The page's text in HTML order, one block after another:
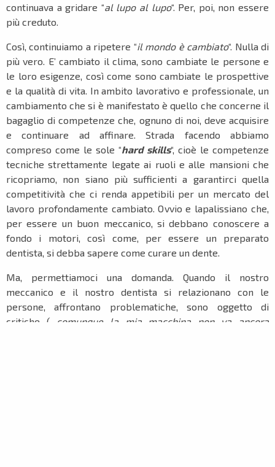
continuava a gridare “al lupo al lupo“. Per, poi, non essere
più creduto.
Così, continuiamo a ripetere “il mondo è cambiato“. Nulla di
più vero. E’ cambiato il clima, sono cambiate le persone e
le loro esigenze, così come sono cambiate le prospettive
e la qualità di vita. In ambito lavorativo e professionale, un
cambiamento che si è manifestato è quello che concerne il
bagaglio di competenze che, ognuno di noi, deve acquisire
e continuare ad affinare. Strada facendo abbiamo
compreso come le sole “hard skills“, cioè le competenze
tecniche strettamente legate ai ruoli e alle mansioni che
ricopriamo, non siano più sufficienti a garantirci quella
competitività che ci renda appetibili per un mercato del
lavoro profondamente cambiato. Ovvio e lapalissiano che,
per essere un buon meccanico, si debbano conoscere a
fondo i motori, così come, per essere un preparato
dentista, si debba sapere come curare un dente.
Ma, permettiamoci una domanda. Quando il nostro
meccanico e il nostro dentista si relazionano con le
persone, affrontano problematiche, sono oggetto di
critiche (..
.comunque la mia macchina non va ancora